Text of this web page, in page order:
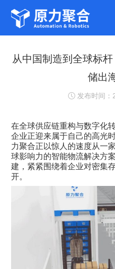
从中国制造到全球标
储出
发布时间
在全球供应链重构与数字化
企业正迎来属于自己的高光
力聚合正以惊人的速度从一
球影响力的智能物流解决方
建，紧紧围绕着企业对密集
开。